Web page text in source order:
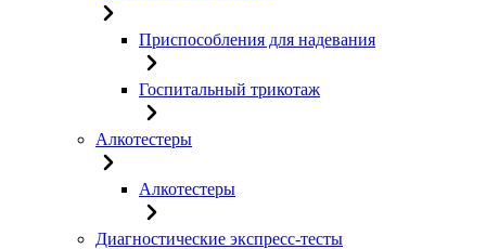
Приспособления для надевания
Госпитальный трикотаж
Алкотестеры
Алкотестеры
Диагностические экспресс-тесты